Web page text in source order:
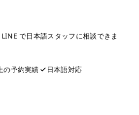
で日本語スタッフに相談できま
の予約実績
日本語対応